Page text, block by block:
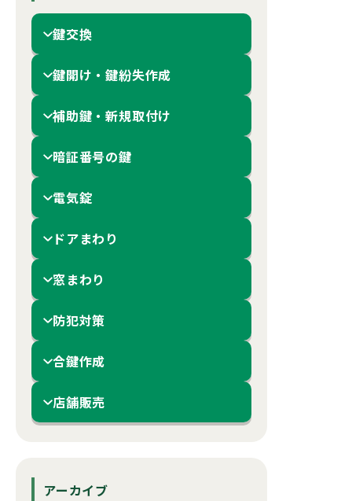
鍵交換
鍵開け・鍵紛失作成
補助鍵・新規取付け
暗証番号の鍵
電気錠
ドアまわり
窓まわり
防犯対策
合鍵作成
店舗販売
アーカイブ